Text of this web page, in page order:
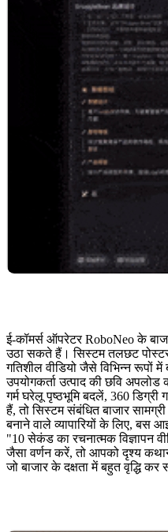
ई-कॉमर्स ऑपरेटर RoboNeo के
उठा सकते हैं। सिस्टम तलछट पोस्टर,
गतिशील वीडियो जैसे विभिन्न रूपों
उपयोगकर्ता उत्पाद की छवि अपलोड
गर्म घरेलू पृष्ठभूमि बदलें, 360 डिग्री
हैं, तो सिस्टम संबंधित बाजार
बनाने वाले व्यापारियों के लिए, बस
"10 सेकंड का रचनात्मक विज्ञापन
जैसा वर्णन करें, तो आपको दृश्य
जो बाजार के दक्षता में बहुत वृद्धि कर